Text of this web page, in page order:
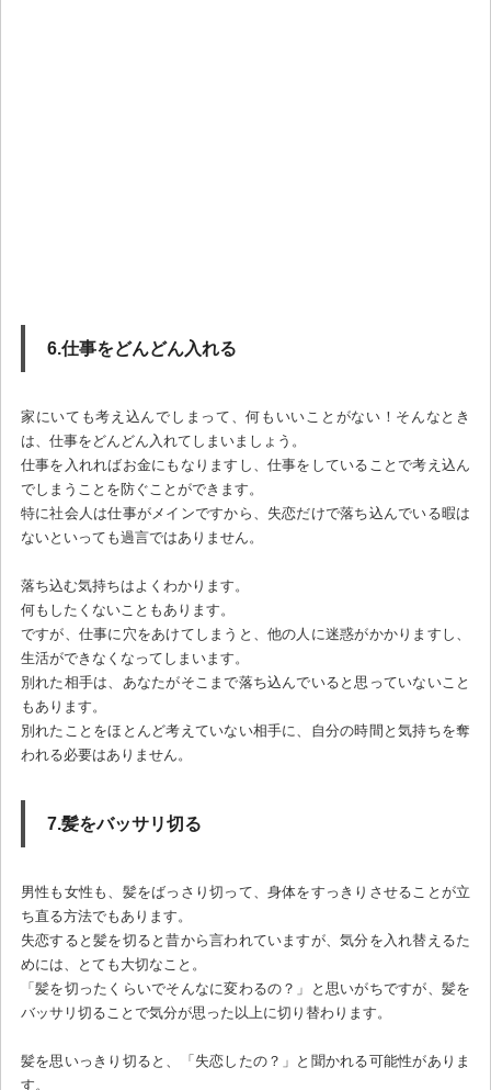
6.仕事をどんどん入れる
家にいても考え込んでしまって、何もいいことがない！そんなとき
は、仕事をどんどん入れてしまいましょう。
仕事を入れればお金にもなりますし、仕事をしていることで考え込ん
でしまうことを防ぐことができます。
特に社会人は仕事がメインですから、失恋だけで落ち込んでいる暇は
ないといっても過言ではありません。
落ち込む気持ちはよくわかります。
何もしたくないこともあります。
ですが、仕事に穴をあけてしまうと、他の人に迷惑がかかりますし、
生活ができなくなってしまいます。
別れた相手は、あなたがそこまで落ち込んでいると思っていないこと
もあります。
別れたことをほとんど考えていない相手に、自分の時間と気持ちを奪
われる必要はありません。
7.髪をバッサリ切る
男性も女性も、髪をばっさり切って、身体をすっきりさせることが立
ち直る方法でもあります。
失恋すると髪を切ると昔から言われていますが、気分を入れ替えるた
めには、とても大切なこと。
「髪を切ったくらいでそんなに変わるの？」と思いがちですが、髪を
バッサリ切ることで気分が思った以上に切り替わります。
髪を思いっきり切ると、「失恋したの？」と聞かれる可能性がありま
す。